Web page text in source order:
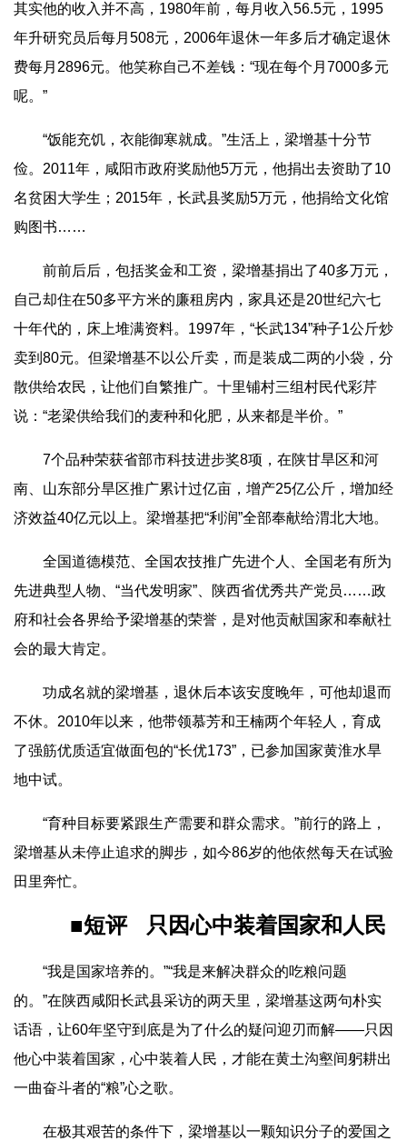
其实他的收入并不高，1980年前，每月收入56.5元，1995
年升研究员后每月508元，2006年退休一年多后才确定退休
费每月2896元。他笑称自己不差钱：“现在每个月7000多元
呢。”
“饭能充饥，衣能御寒就成。”生活上，梁增基十分节
俭。2011年，咸阳市政府奖励他5万元，他捐出去资助了10
名贫困大学生；2015年，长武县奖励5万元，他捐给文化馆
购图书……
前前后后，包括奖金和工资，梁增基捐出了40多万元，
自己却住在50多平方米的廉租房内，家具还是20世纪六七
十年代的，床上堆满资料。1997年，“长武134”种子1公斤炒
卖到80元。但梁增基不以公斤卖，而是装成二两的小袋，分
散供给农民，让他们自繁推广。十里铺村三组村民代彩芹
说：“老梁供给我们的麦种和化肥，从来都是半价。”
7个品种荣获省部市科技进步奖8项，在陕甘旱区和河
南、山东部分旱区推广累计过亿亩，增产25亿公斤，增加经
济效益40亿元以上。梁增基把“利润”全部奉献给渭北大地。
全国道德模范、全国农技推广先进个人、全国老有所为
先进典型人物、“当代发明家”、陕西省优秀共产党员……政
府和社会各界给予梁增基的荣誉，是对他贡献国家和奉献社
会的最大肯定。
功成名就的梁增基，退休后本该安度晚年，可他却退而
不休。2010年以来，他带领慕芳和王楠两个年轻人，育成
了强筋优质适宜做面包的“长优173”，已参加国家黄淮水旱
地中试。
“育种目标要紧跟生产需要和群众需求。”前行的路上，
梁增基从未停止追求的脚步，如今86岁的他依然每天在试验
田里奔忙。
■短评 只因心中装着国家和人民
“我是国家培养的。”“我是来解决群众的吃粮问题
的。”在陕西咸阳长武县采访的两天里，梁增基这两句朴实
话语，让60年坚守到底是为了什么的疑问迎刃而解——只因
他心中装着国家，心中装着人民，才能在黄土沟壑间躬耕出
一曲奋斗者的“粮”心之歌。
在极其艰苦的条件下，梁增基以一颗知识分子的爱国之